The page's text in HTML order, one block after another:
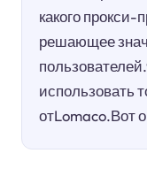
какого
решающее
использовать
отLomaco.Вот